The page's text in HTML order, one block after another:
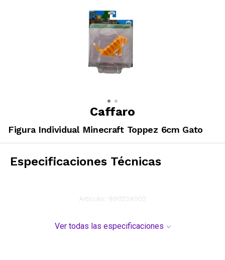
Caffaro
Figura Individual Minecraft Toppez 6cm Gato
Especificaciones Técnicas
Artículo: 990224002
Ver todas las especificaciones